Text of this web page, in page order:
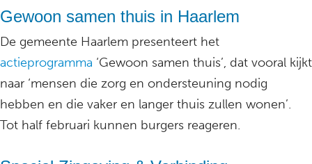
Gewoon samen thuis in Haarlem
De gemeente Haarlem presenteert het
actieprogramma ‘Gewoon samen thuis’, dat vooral kijkt
naar ‘mensen die zorg en ondersteuning nodig
hebben en die vaker en langer thuis zullen wonen’.
Tot half februari kunnen burgers reageren.